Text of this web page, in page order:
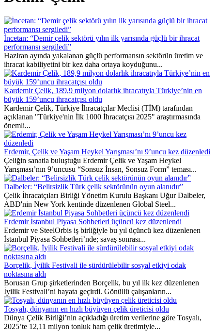
İncetan: “Demir çelik sektörü yılın ilk yarısında güçlü bir ihracat
performansı sergiledi”
Haziran ayında yakalanan güçlü performansın sektörün üretim ve
ihracat kabiliyetini bir kez daha ortaya koyduğunu...
Kardemir Çelik, 189,9 milyon dolarlık ihracatıyla Türkiye’nin en
büyük 159’uncu ihracatçısı oldu
Kardemir Çelik, Türkiye İhracatçılar Meclisi (TİM) tarafından
açıklanan "Türkiye'nin İlk 1000 İhracatçısı 2025" araştırmasında
önemli...
Erdemir, Çelik ve Yaşam Heykel Yarışması’nı 9’uncu kez düzenledi
Çeliğin sanatla buluştuğu Erdemir Çelik ve Yaşam Heykel
Yarışması’nın 9’uncusu “Sonsuz İnsan, Sonsuz Form” teması...
Dalbeler: “Belirsizlik Türk çelik sektörünün oyun alanıdır”
Çelik İhracatçıları Birliği Yönetim Kurulu Başkanı Uğur Dalbeler,
ABD'nin New York kentinde düzenlenen Global Steel...
Erdemir İstanbul Piyasa Sohbetleri üçüncü kez düzenlendi
Erdemir ve SteelOrbis iş birliğiyle bu yıl üçüncü kez düzenlenen
İstanbul Piyasa Sohbetleri’nde; savaş sonrası...
Borçelik, İyilik Festivali ile sürdürülebilir sosyal etkiyi odak
noktasına aldı
Borusan Grup şirketlerinden Borçelik, bu yıl ilk kez düzenlenen
İyilik Festivali’ni hayata geçirdi. Gönüllü çalışanların...
Tosyalı, dünyanın en hızlı büyüyen çelik üreticisi oldu
Dünya Çelik Birliği’nin açıkladığı üretim verilerine göre Tosyalı,
2025’te 12,11 milyon tonluk ham çelik üretimiyle...